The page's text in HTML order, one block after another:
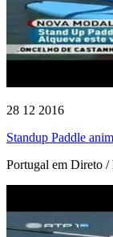
28 12 2016
Standup Paddle
Portugal em Direto /